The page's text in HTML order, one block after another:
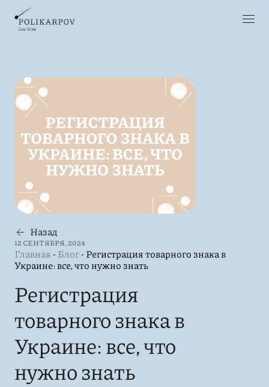
Назад
12 СЕНТЯБРЯ, 2024
Главная-Блог-Регистрация товарного знака в
Украине: все, что нужно знать
Регистрация
товарного знака в
Украине: все, что
нужно знать